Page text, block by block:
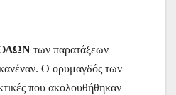
των παρατάξεων
κανέναν. Ο ορυμαγδός των
που ακολουθήθηκαν